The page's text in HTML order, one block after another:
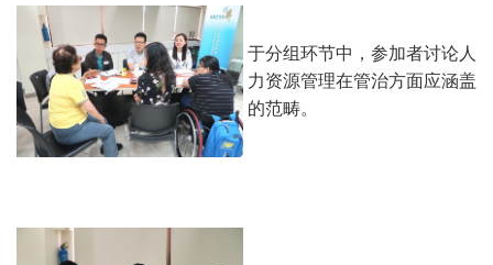
于分组环节中，参加者讨论人
力资源管理在管治方面应涵盖
的范畴。